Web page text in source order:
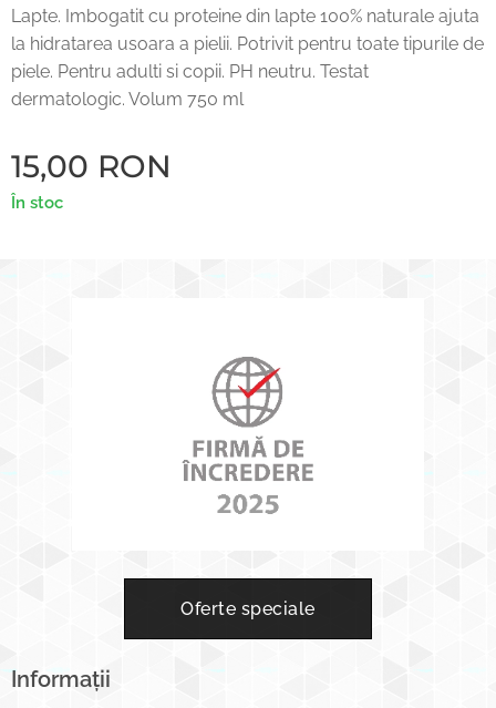
Lapte. Imbogatit cu proteine din lapte 100% naturale ajuta
la hidratarea usoara a pielii. Potrivit pentru toate tipurile de
piele. Pentru adulti si copii. PH neutru. Testat
dermatologic. Volum 750 ml
15,00 RON
În stoc
Oferte speciale
Informații